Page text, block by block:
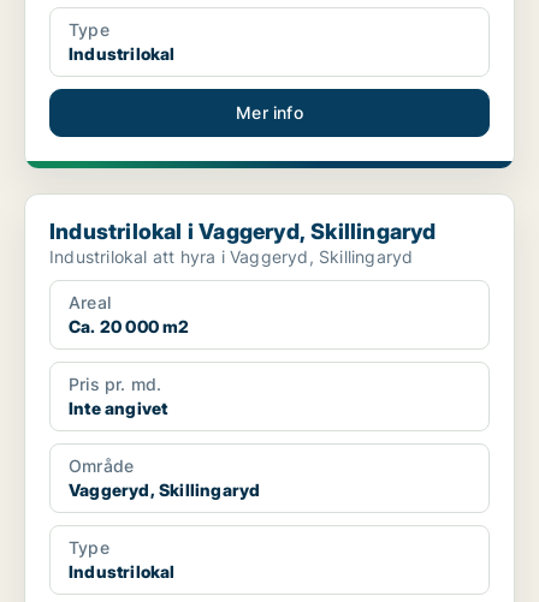
Type
Industrilokal
Mer info
Industrilokal i Vaggeryd, Skillingaryd
Industrilokal i Vaggeryd, Skillingaryd
Industrilokal att hyra i Vaggeryd, Skillingaryd
Areal
Ca. 20 000 m2
Pris pr. md.
Inte angivet
Område
Vaggeryd, Skillingaryd
Type
Industrilokal